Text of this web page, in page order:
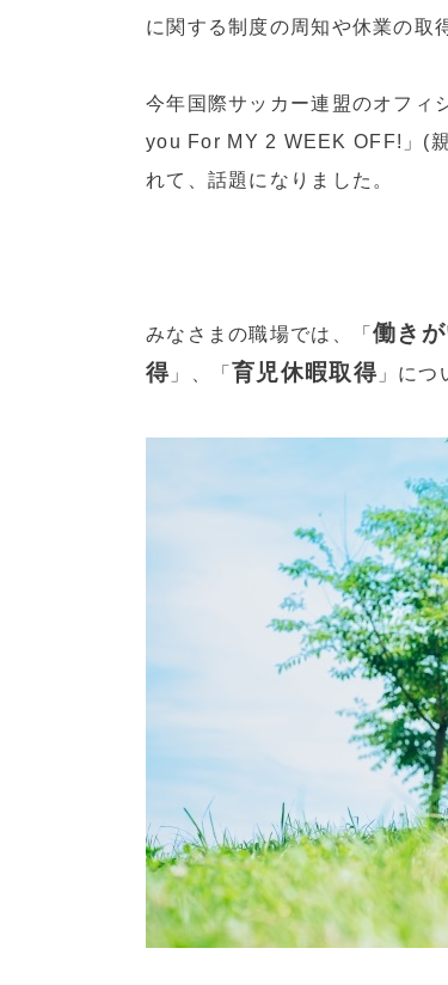
に関する制度の周知や休業の取
今年国際サッカー連盟のオフ
you For MY 2 WEEK OFF!」(
れて、話題になりました。
みなさまの職場では、「働き
得 」、「 育児休暇取得 」に